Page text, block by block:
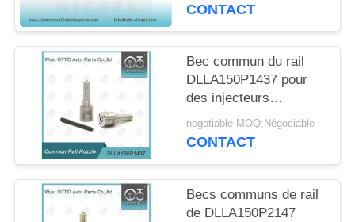
PRIVACY
POLICY
CONTACT
Bec commun du rail
DLLA150P1437 pour
des injecteurs
0445110183/316/331/578
0986435102
negotiable MOQ:Négociable
CONTACT
Becs communs de rail
de DLLA150P2147